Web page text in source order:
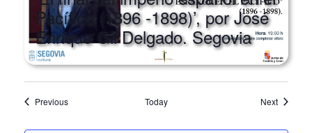
Pacífico (1896 -1898)’, por José
Enrique Gil Delgado. Segovia
PreviousEvents Today NextEvents